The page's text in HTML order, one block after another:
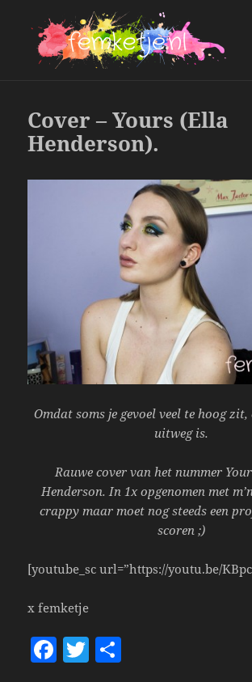
Cover – Yours (Ella
Henderson).
Omdat soms je gevoel veel te hoog zit,
uitweg is.
Rauwe cover van het nummer
Henderson. In 1x opgenomen met
crappy maar moet nog steeds een
scoren ;)
[youtube_sc url=”https://youtu.be/
x femketje
F T